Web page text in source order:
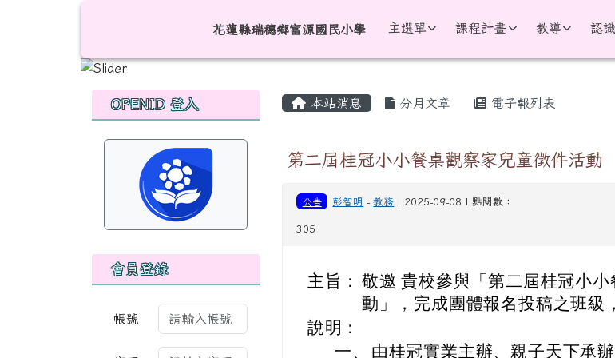
花蓮縣瑞穗鄉富源國民小學
花蓮縣瑞穗鄉富源國民小學 主選單 課程計畫 教導 認
左邊區域內容
OPENID 登入
會員登錄
帳號
主內容區域
本站消息 分月文章 電子報列表
第二屆桂冠小小餐桌觀察家兒童徵件活動
公告 彭智明 -教務 | 2025-09-08 | 點閱數：
305
主旨： 敬邀 貴校參與「第二屆桂冠小
動」，完成團體報名投稿之班級
說明：
一、
由桂冠實業主辦、親子天下承
頁尾區域